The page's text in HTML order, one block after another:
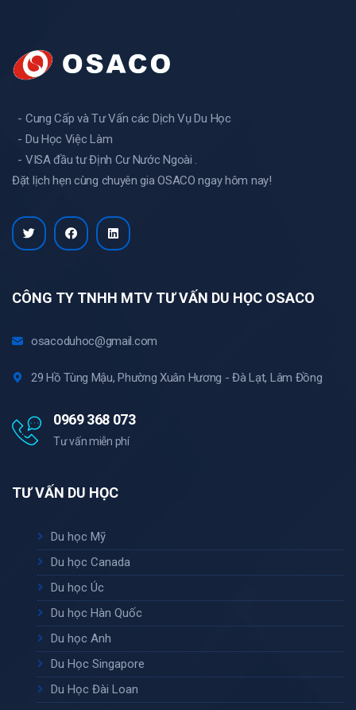
- Cung Cấp và Tư Vấn các Dịch Vụ Du Học
- Du Học Việc Làm
- VISA đầu tư Định Cư Nước Ngoài .
Đặt lịch hẹn cùng chuyên gia OSACO ngay hôm nay!
CÔNG TY TNHH MTV TƯ VẤN DU HỌC OSACO
osacoduhoc@gmail.com
29 Hồ Tùng Mậu, Phường Xuân Hương - Đà Lạt, Lâm Đồng
0969 368 073
Tư vấn miễn phí
TƯ VẤN DU HỌC
Du học Mỹ
Du học Canada
Du học Úc
Du học Hàn Quốc
Du học Anh
Du Học Singapore
Du Học Đài Loan